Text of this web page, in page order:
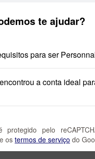
te ajudar?
para ser
a conta ideal
protegido pelo
e os termos de serviço do